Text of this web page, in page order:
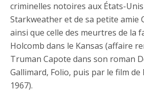
criminelles notoires aux États-Unis
Starkweather et de sa petite amie
ainsi que celle des meurtres de la
Holcomb dans le Kansas (affaire
Truman Capote dans son roman
Gallimard, Folio, puis par le film
1967).